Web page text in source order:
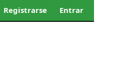
Registrarse Entrar